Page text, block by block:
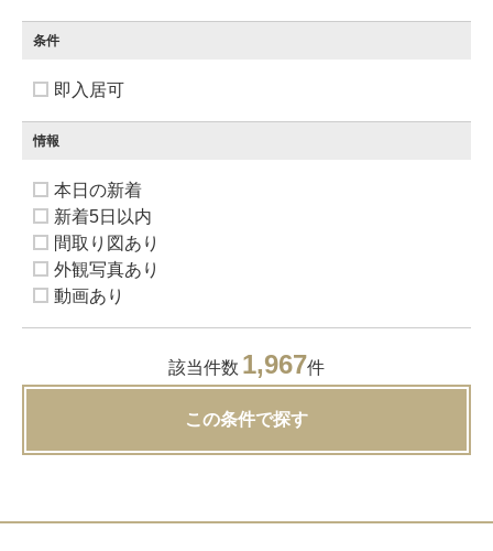
条件
即入居可
情報
本日の新着
新着5日以内
間取り図あり
外観写真あり
動画あり
該当件数 1,967件
この条件で探す